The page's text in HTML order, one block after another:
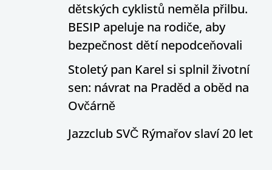
dětských cyklistů neměla přilbu.
BESIP apeluje na rodiče, aby
bezpečnost dětí nepodceňovali
Stoletý pan Karel si splnil životní
sen: návrat na Praděd a oběd na
Ovčárně
Jazzclub SVČ Rýmařov slaví 20 let